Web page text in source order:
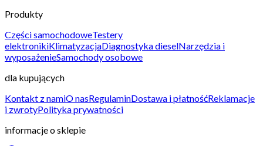
Produkty
Części samochodoweTestery
elektronikiKlimatyzacjaDiagnostyka dieselNarzędzia i
wyposażenieSamochody osobowe
dla kupujących
Kontakt z namiO nasRegulaminDostawa i płatnośćReklamacje
i zwrotyPolityka prywatności
informacje o sklepie